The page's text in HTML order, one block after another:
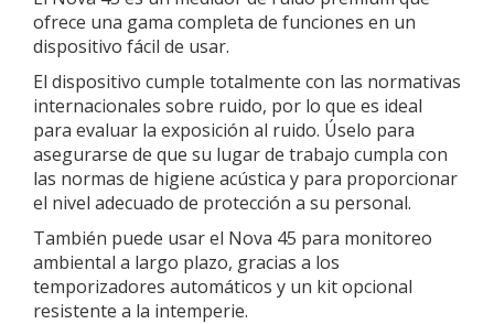
ofrece una gama completa de funciones en un
dispositivo fácil de usar.
El dispositivo cumple totalmente con las normativas
internacionales sobre ruido, por lo que es ideal
para evaluar la exposición al ruido. Úselo para
asegurarse de que su lugar de trabajo cumpla con
las normas de higiene acústica y para proporcionar
el nivel adecuado de protección a su personal.
También puede usar el Nova 45 para monitoreo
ambiental a largo plazo, gracias a los
temporizadores automáticos y un kit opcional
resistente a la intemperie.